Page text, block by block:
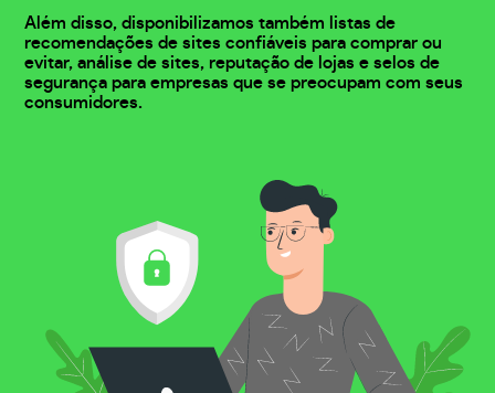
Além disso, disponibilizamos também listas de
recomendações de sites confiáveis para comprar ou
evitar, análise de sites, reputação de lojas e selos de
segurança para empresas que se preocupam com seus
consumidores.